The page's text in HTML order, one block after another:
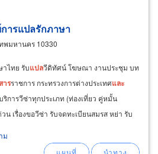
ารแปลรักภาษา
พมหานคร 10330
าไทย รับแปลวีดิทัศน์ โฆษณา งานประชุม บท
ารราชการ กระทรวงการต่างประเทศและ
ริการวีซ่าทุกประเภท (ท่องเที่ยว คู่หมั้น
น เรื่องขอวีซ่า รับจดทะเบียนสมรส หย่า รับ
ม